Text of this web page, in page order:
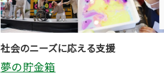
夢の貯金箱
社会のニーズに応える支援